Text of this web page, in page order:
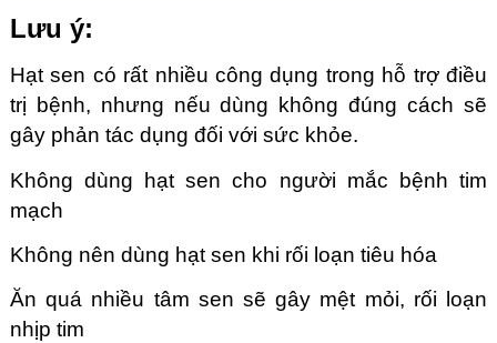
Lưu ý:
Hạt sen có rất nhiều công dụng trong hỗ trợ điều
trị bệnh, nhưng nếu dùng không đúng cách sẽ
gây phản tác dụng đối với sức khỏe.
Không dùng hạt sen cho người mắc bệnh tim
mạch
Không nên dùng hạt sen khi rối loạn tiêu hóa
Ăn quá nhiều tâm sen sẽ gây mệt mỏi, rối loạn
nhịp tim